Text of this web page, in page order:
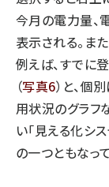
今月の電力量、
表示される。ま
例えば、すでに
（写真6）と、個
用状況のグラフ
い「見える化シ
の一つともなっ